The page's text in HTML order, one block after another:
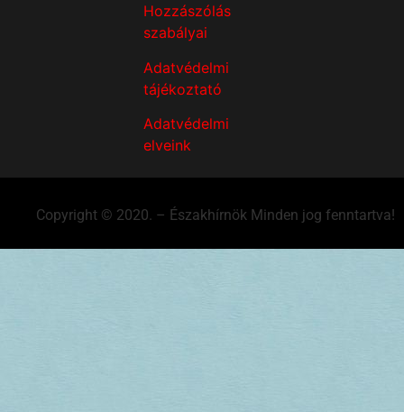
Hozzászólás
szabályai
Adatvédelmi
tájékoztató
Adatvédelmi
elveink
Copyright © 2020. – Északhírnök Minden jog fenntartva!